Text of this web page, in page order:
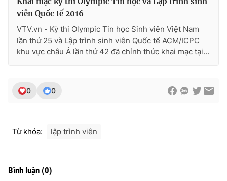
VTV4 Vươn mình bằng AI
Liên hệ tòa soạn
viên Quốc tế 2016
VTV.vn - Kỳ thi Olympic Tin học Sinh viên Việt Nam
lần thứ 25 và Lập trình sinh viên Quốc tế ACM/ICPC
khu vực châu Á lần thứ 42 đã chính thức khai mạc tại...
0 0
Từ khóa: lập trình viên
Bình luận (0)